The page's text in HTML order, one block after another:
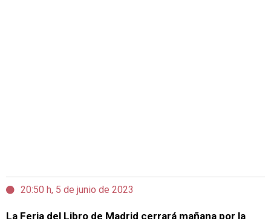
20:50 h, 5 de junio de 2023
La Feria del Libro de Madrid cerrará mañana por la